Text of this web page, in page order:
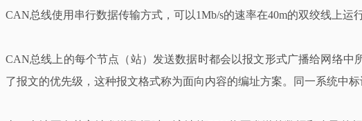
CAN总线使用串行数据传输方式，可以1Mb/s的速率在40m的双绞线上运
CAN总线上的每个节点（站）发送数据时都会以报文形式广播给网络
了报文的优先级，这种报文格式称为面向内容的编址方案。同一系统中